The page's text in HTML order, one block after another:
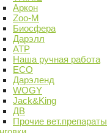
Аркон
Zoo-M
Биосфера
Дарэлл
АТР
Наша ручная работа
ECO
Дарэленд
WOGY
Jack&King
ДВ
Прочие вет.препараты